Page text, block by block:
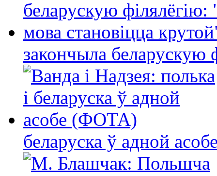
закончыла беларускую
беларуска ў адной